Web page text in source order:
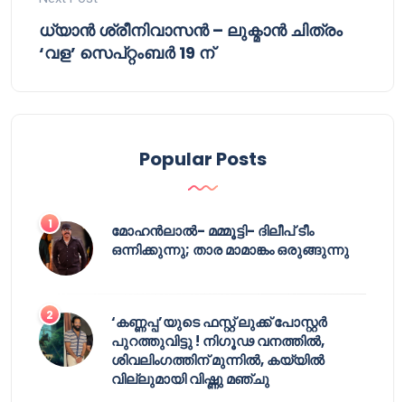
ധ്യാൻ ശ്രീനിവാസൻ – ലുക്മാൻ ചിത്രം
‘വള’ സെപ്റ്റംബർ 19 ന്
Popular Posts
മോഹൻലാൽ- മമ്മൂട്ടി- ദിലീപ് ടീം
ഒന്നിക്കുന്നു; താര മാമാങ്കം ഒരുങ്ങുന്നു
‘കണ്ണപ്പ’യുടെ ഫസ്റ്റ് ലുക്ക് പോസ്റ്റർ
പുറത്തുവിട്ടു ! നിഗൂഢ വനത്തിൽ,
ശിവലിംഗത്തിന് മുന്നിൽ, കയ്യിൽ
വില്ലുമായി വിഷ്ണു മഞ്ചു